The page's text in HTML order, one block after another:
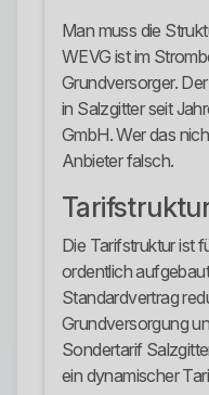
Man muss die
WEVG ist im
Grundversorger.
in Salzgitter seit
GmbH. Wer das
Anbieter falsch.
Die Tarifstruktur ist
ordentlich
Standardvertrag
Grundversorgung
Sondertarif
ein dynamischer